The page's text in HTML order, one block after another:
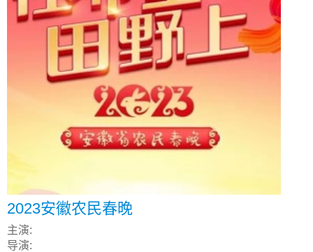
2023安徽农民春晚
主演:
导演: